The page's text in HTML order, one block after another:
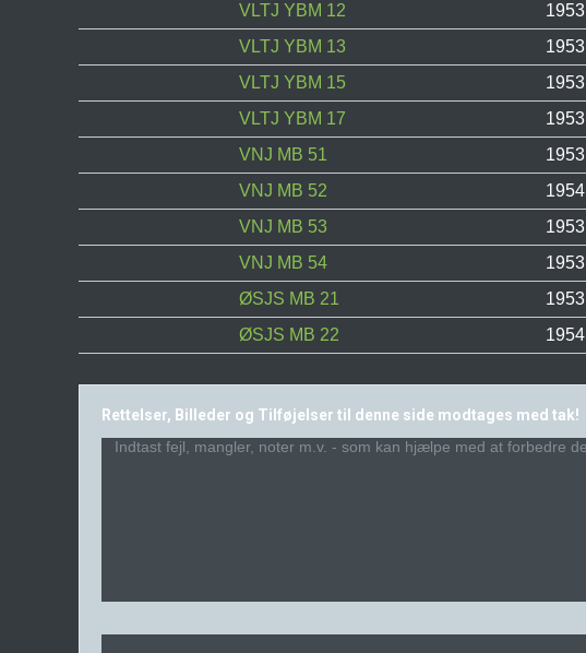
VLTJ YBM 12
1953
VLTJ YBM 13
1953
VLTJ YBM 15
1953
VLTJ YBM 17
1953
VNJ MB 51
1953
VNJ MB 52
1954
VNJ MB 53
1953
VNJ MB 54
1953
ØSJS MB 21
1953
ØSJS MB 22
1954
Rettelser, Billeder og Tilføjelser til denne side modtages med tak!